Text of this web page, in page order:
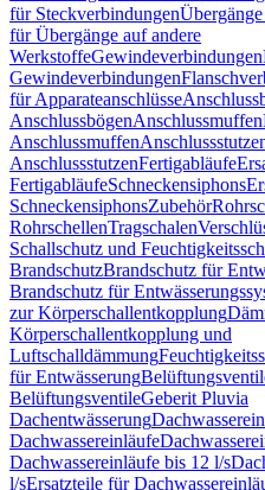
für Steckverbindungen
für Übergänge auf andere
WerkstoffeGewindeverbindungen
Gewindeverbindungen
für Apparateanschlüsse
AnschlussbögenAnschlussmuffen
Anschlussmuffen
AnschlussstutzenFertigabläufe
FertigabläufeSchneckensiphons
SchneckensiphonsZubehör
RohrschellenTragschalen
Schallschutz und
BrandschutzBrandschutz für
Brandschutz für
zur Körperschallentkopplung
Körperschallentkopplung und
Luftschalldämmung
für Entwässerung
BelüftungsventileGeberit Pluvia
Dachentwässerung
Dachwassereinläufe
Dachwassereinläufe bis 12 l/s
l/sErsatzteile für